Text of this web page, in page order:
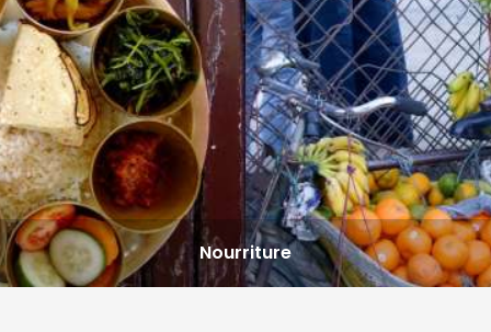
Nourriture